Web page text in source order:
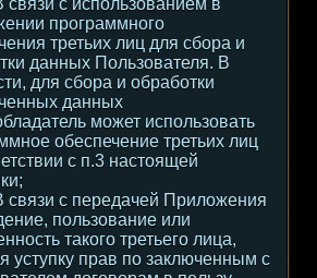
связи с использованием в
программного
третьих лиц для сбора и
данных Пользователя. В
для сбора и обработки
данных
может использовать
обеспечение третьих лиц
с п.3 настоящей
связи с передачей Приложения
пользование или
такого третьего лица,
уступку прав по заключенным с